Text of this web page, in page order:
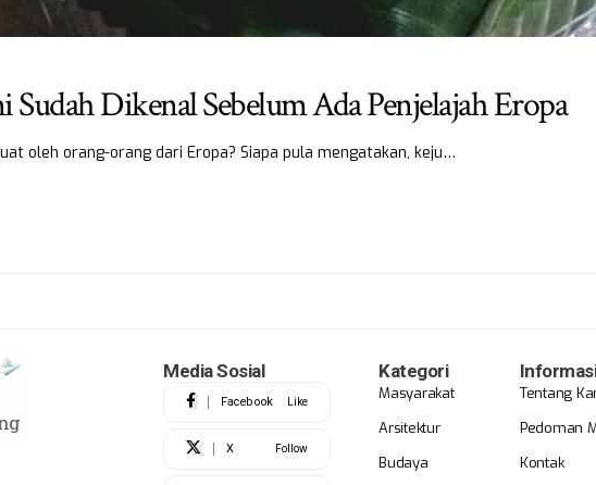
Dikenal Sebelum Ada Penjelajah Eropa
oleh orang-orang dari Eropa? Siapa pula mengatakan, keju…
Media Sosial
Facebook Like
X Follow
Kategori
Masyarakat
Arsitektur
Budaya
Tentang
Pedoman
Kontak